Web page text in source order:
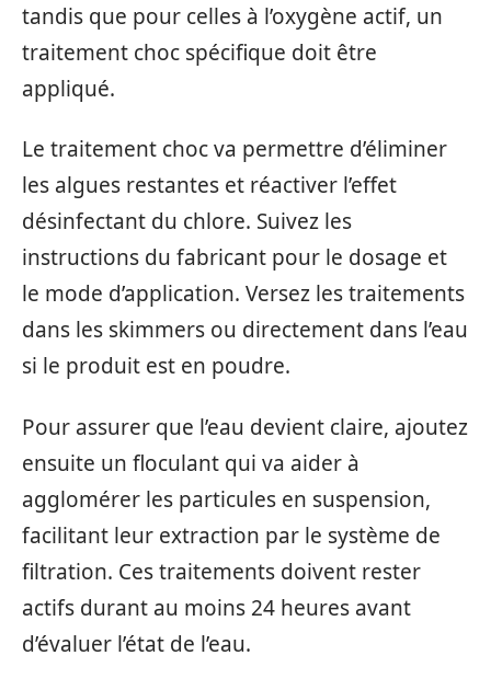
tandis que pour celles à l’oxygène actif, un
traitement choc spécifique doit être
appliqué.
Le traitement choc va permettre d’éliminer
les algues restantes et réactiver l’effet
désinfectant du chlore. Suivez les
instructions du fabricant pour le dosage et
le mode d’application. Versez les traitements
dans les skimmers ou directement dans l’eau
si le produit est en poudre.
Pour assurer que l’eau devient claire, ajoutez
ensuite un floculant qui va aider à
agglomérer les particules en suspension,
facilitant leur extraction par le système de
filtration. Ces traitements doivent rester
actifs durant au moins 24 heures avant
d’évaluer l’état de l’eau.